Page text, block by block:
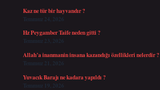
Kaz ne tür bir hayvandır ?
Temmuz 24, 2026
Hz Peygamber Taife neden gitti ?
Temmuz 23, 2026
Allah’a inanmanin insana kazandığı özellikleri nelerdir ?
Temmuz 21, 2026
Yuvacık Barajı ne kadara yapıldı ?
Temmuz 19, 2026